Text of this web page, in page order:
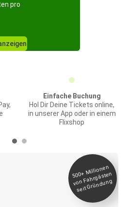
pro
Einfache Buchung
Hol Dir Deine Tickets online,
in unserer App oder in einem
Flixshop
500+
Millionen
von Fahrgästen
seit
Gründung